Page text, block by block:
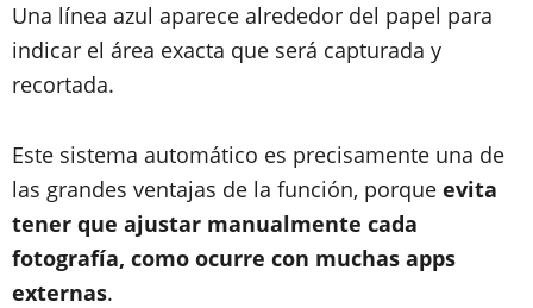
Una línea azul aparece alrededor del papel para
indicar el área exacta que será capturada y
recortada.
Este sistema automático es precisamente una de
las grandes ventajas de la función, porque evita
tener que ajustar manualmente cada
fotografía, como ocurre con muchas apps
externas.